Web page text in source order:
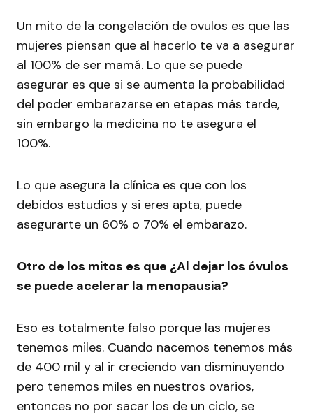
Un mito de la congelación de ovulos es que las
mujeres piensan que al hacerlo te va a asegurar
al 100% de ser mamá. Lo que se puede
asegurar es que si se aumenta la probabilidad
del poder embarazarse en etapas más tarde,
sin embargo la medicina no te asegura el
100%.
Lo que asegura la clínica es que con los
debidos estudios y si eres apta, puede
asegurarte un 60% o 70% el embarazo.
Otro de los mitos es que ¿Al dejar los óvulos
se puede acelerar la menopausia?
Eso es totalmente falso porque las mujeres
tenemos miles. Cuando nacemos tenemos más
de 400 mil y al ir creciendo van disminuyendo
pero tenemos miles en nuestros ovarios,
entonces no por sacar los de un ciclo, se